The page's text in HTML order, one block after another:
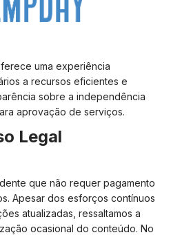
uma experiência
a recursos eficientes e
sobre a independência
aprovação de serviços.
Legal
que não requer pagamento
Apesar dos esforços contínuos
atualizadas, ressaltamos a
ocasional do conteúdo. No